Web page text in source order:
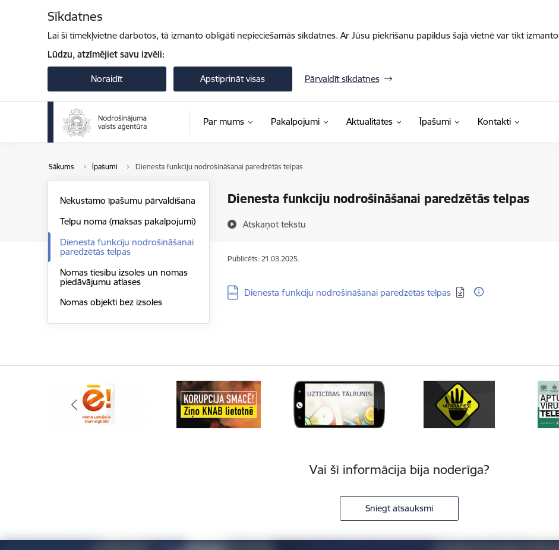
Sīkdatnes
Lai šī tīmekļvietne darbotos, tā izmanto obligāti nepieciešamās sīkdatnes. Ar Jūsu piekrišanu papildus šajā vietnē var tikt
Lūdzu, atzīmējiet savu izvēli:
Noraidīt Apstiprināt visas Pārvaldīt sīkdatnes
Par mums Pakalpojumi Aktualitātes Īpašumi Kontakti
Sākums Īpašumi Dienesta funkciju nodrošināšanai paredzētās telpas
Dienesta funkciju nodrošināšanai paredzētās telpas
Atskaņot tekstu
Nekustamo īpašumu pārvaldīšana
Telpu noma (maksas pakalpojumi)
Dienesta funkciju nodrošināšanai
paredzētās telpas
Nomas tiesību izsoles un nomas
piedāvājumu atlases
Nomas objekti bez izsoles
Publicēts: 21.03.2025.
Lejupielādēt:
Dienesta funkciju nodrošināšanai paredzētās telpas
Vai šī informācija bija noderīga?
Sniegt atsauksmi